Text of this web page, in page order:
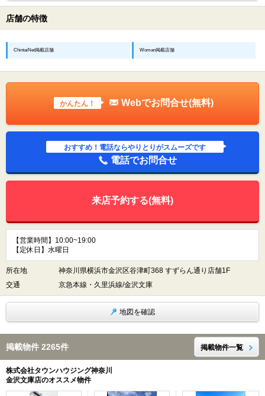
店舗の特徴
ChintaiNet掲載店舗 Woman掲載店舗
かんたん！ Webでお問合せ(無料)
おすすめ！電話ならやりとりがスムーズです
電話でお問合せ
来店予約する(無料)
【営業時間】10:00~19:00
【定休日】水曜日
所在地
神奈川県横浜市金沢区谷津町368 すずらん通り店舗1F
交通
京急本線・久里浜線/金沢文庫
地図を確認
掲載物件 2265件 掲載物件一覧
株式会社タウンハウジング神奈川
金沢文庫店のオススメ物件